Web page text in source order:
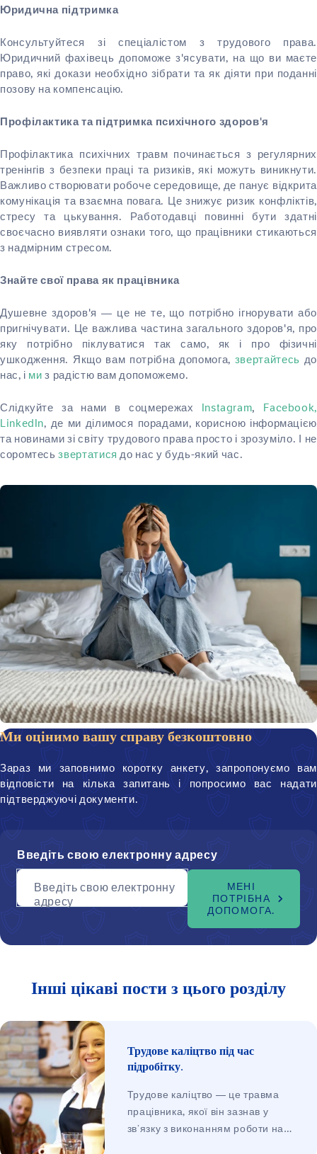
Юридична підтримка
Консультуйтеся зі спеціалістом з трудового права.
Юридичний фахівець допоможе з'ясувати, на що ви маєте
право, які докази необхідно зібрати та як діяти при поданні
позову на компенсацію.
Профілактика та підтримка психічного здоров'я
Профілактика психічних травм починається з регулярних
тренінгів з безпеки праці та ризиків, які можуть виникнути.
Важливо створювати робоче середовище, де панує відкрита
комунікація та взаємна повага. Це знижує ризик конфліктів,
стресу та цькування. Работодавці повинні бути здатні
своєчасно виявляти ознаки того, що працівники стикаються
з надмірним стресом.
Знайте свої права як працівника
Душевне здоров'я — це не те, що потрібно ігнорувати або
пригнічувати. Це важлива частина загального здоров'я, про
яку потрібно піклуватися так само, як і про фізичні
ушкодження. Якщо вам потрібна допомога, звертайтесь до
нас, і ми з радістю вам допоможемо.
Слідкуйте за нами в соцмережах Instagram, Facebook,
LinkedIn, де ми ділимося порадами, корисною інформацією
та новинами зі світу трудового права просто і зрозуміло. І не
соромтесьзвертатися до нас у будь-який час.
Ми оцінимо вашу справу безкоштовно
Зараз ми заповнимо коротку анкету, запропонуємо вам
відповісти на кілька запитань і попросимо вас надати
підтверджуючі документи.
Введіть свою електронну адресу
Введіть свою електронну
адресу
МЕНІ
ПОТРІБНА
ДОПОМОГА.
Інші цікаві пости з цього розділу
Трудове каліцтво під час
підробітку.
Трудове каліцтво — це травма
працівника, якої він зазнав у
зв’язку з виконанням роботи на